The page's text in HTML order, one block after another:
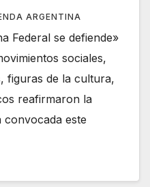
ARGENTINA
Federal se defiende»
sociales,
figuras de la cultura,
reafirmaron la
convocada este